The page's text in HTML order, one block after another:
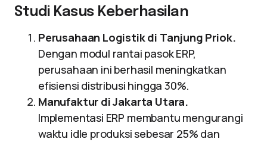
Studi Kasus Keberhasilan
Perusahaan Logistik di Tanjung Priok.
Dengan modul rantai pasok ERP,
perusahaan ini berhasil meningkatkan
efisiensi distribusi hingga 30%.
Manufaktur di Jakarta Utara.
Implementasi ERP membantu mengurangi
waktu idle produksi sebesar 25% dan